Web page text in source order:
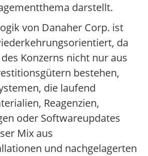
darstellt.
von Danaher Corp. ist
da
Konzerns nicht nur aus
bestehen,
die laufend
Reagenzien,
oder Softwareupdates
Mix aus
und nachgelagerten